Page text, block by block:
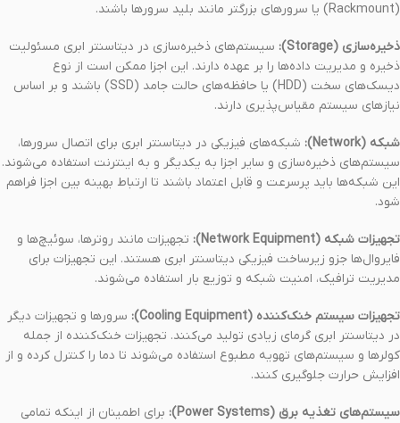
(Rackmount) یا سرورهای بزرگتر مانند بلید سرورها باشند.
ذخیره‌سازی (Storage):
سیستم‌های ذخیره‌سازی در دیتاسنتر ابری مسئولیت
ذخیره و مدیریت داده‌ها را بر عهده دارند. این اجزا ممکن است از نوع
دیسک‌های سخت (HDD) یا حافظه‌های حالت جامد (SSD) باشند و بر اساس
نیازهای سیستم مقیاس‌پذیری دارند.
شبکه (Network):
شبکه‌های فیزیکی در دیتاسنتر ابری برای اتصال سرورها،
سیستم‌های ذخیره‌سازی و سایر اجزا به یکدیگر و به اینترنت استفاده می‌شوند.
این شبکه‌ها باید پرسرعت و قابل اعتماد باشند تا ارتباط بهینه بین اجزا فراهم
شود.
تجهیزات شبکه (Network Equipment):
تجهیزات مانند روترها، سوئیچ‌ها و
فایروال‌ها جزو زیرساخت فیزیکی دیتاسنتر ابری هستند. این تجهیزات برای
مدیریت ترافیک، امنیت شبکه و توزیع بار استفاده می‌شوند.
تجهیزات سیستم خنک‌کننده (Cooling Equipment):
سرورها و تجهیزات دیگر
در دیتاسنتر ابری گرمای زیادی تولید می‌کنند. تجهیزات خنک‌کننده از جمله
کولرها و سیستم‌های تهویه مطبوع استفاده می‌شوند تا دما را کنترل کرده و از
افزایش حرارت جلوگیری کنند.
سیستم‌های تغذیه برق (Power Systems):
برای اطمینان از اینکه تمامی